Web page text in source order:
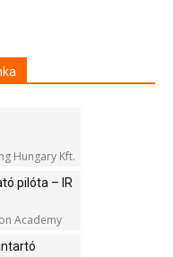
Hungary Kft.
pilóta – IR
Academy